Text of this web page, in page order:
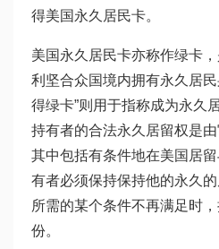
得美国永久居民卡。
美国永久居民卡亦称作绿卡
利坚合众国境内拥有永久居
得绿卡”则用于指称成为永久
持有者的合法永久居留权是
其中包括有条件地在美国居
有者必须保持保持他的永久
所需的某个条件不再满足时
份。